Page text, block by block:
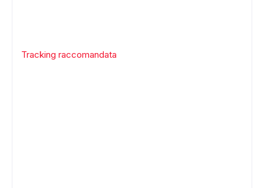
Tracking raccomandata